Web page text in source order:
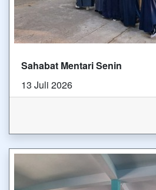
Sahabat Mentari Senin
13 Juli 2026